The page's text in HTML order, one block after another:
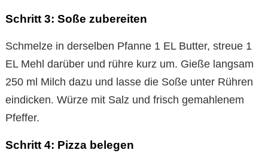
Schritt 3: Soße zubereiten
Schmelze in derselben Pfanne 1 EL Butter, streue 1
EL Mehl darüber und rühre kurz um. Gieße langsam
250 ml Milch dazu und lasse die Soße unter Rühren
eindicken. Würze mit Salz und frisch gemahlenem
Pfeffer.
Schritt 4: Pizza belegen